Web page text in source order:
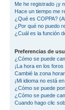
Me he registrado ¡y
Hace un tiempo me
¿Qué es COPPA?
¿Por qué no puedo
¿Cuál es la función
Preferencias de
¿Cómo se puede
¡La hora en los
Cambié la zona
¡Mi idioma no está
¿Cómo se puede
¿Cómo se puede
Cuando hago clic